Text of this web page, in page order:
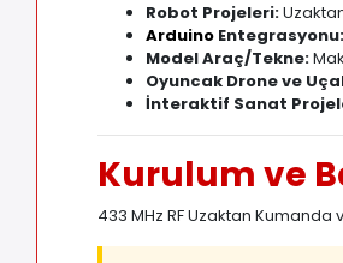
Robot Projeleri:
Arduino Entegrasyonu:
Model Araç/Tekne:
Oyuncak Drone ve
İnteraktif Sanat
Kurulum ve
433 MHz RF Uzaktan Kumanda